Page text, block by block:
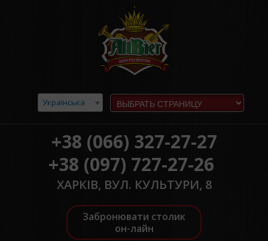
Українська
+38 (066) 327-27-27
+38 (097) 727-27-26
ХАРКІВ, ВУЛ. КУЛЬТУРИ, 8
Забронювати столик
он-лайн